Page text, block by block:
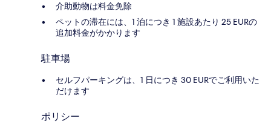
介助動物は料金免除
ペットの滞在には、1 泊につき 1 施設あたり 25 EURの
追加料金がかかります
駐車場
セルフパーキングは、1 日につき 30 EURでご利用いた
だけます
ポリシー